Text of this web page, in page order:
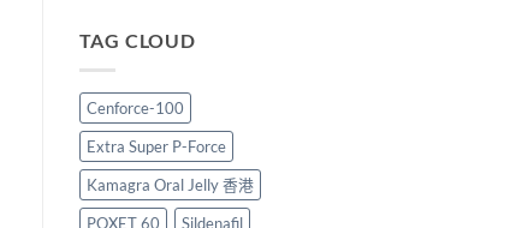
中
價
比
正
貨
分
辨
與
購
買
香
裡
買
最
划
算？
POXET-
60
犀
價
格
2026：
香
邊
度
TAG CLOUD
Cenforce-100
Extra Super P-Force
Kamagra Oral Jelly 香港
POXET 60
Sildenafil